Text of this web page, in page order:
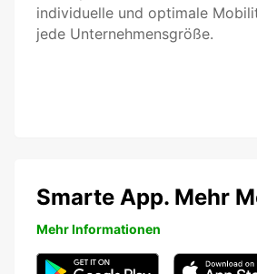
individuelle und optimale
jede Unternehmensgröße.
Smarte App. Mehr
Mehr Informationen